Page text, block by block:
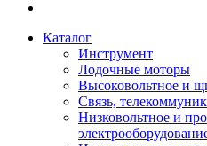
Каталог
Инструмент
Лодочные моторы
Высоковольтное и
Связь,
Низковольтное и